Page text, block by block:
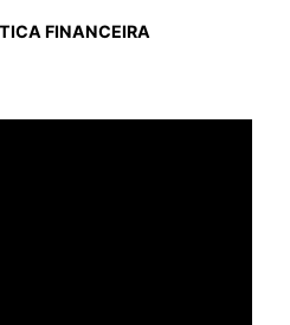
FINANCEIRA